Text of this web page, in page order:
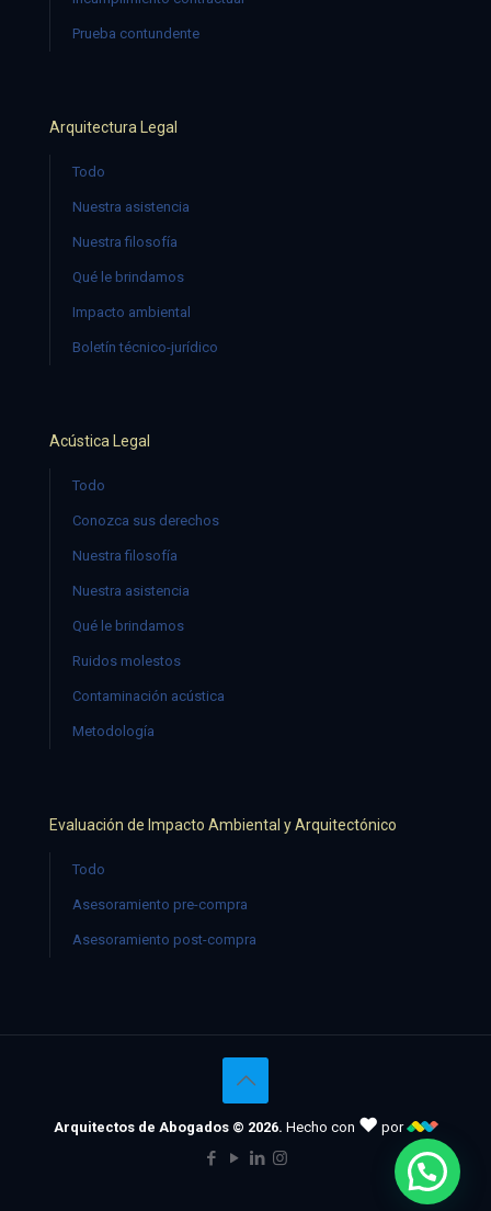
Prueba contundente
Arquitectura Legal
Todo
Nuestra asistencia
Nuestra filosofía
Qué le brindamos
Impacto ambiental
Boletín técnico-jurídico
Acústica Legal
Todo
Conozca sus derechos
Nuestra filosofía
Nuestra asistencia
Qué le brindamos
Ruidos molestos
Contaminación acústica
Metodología
Evaluación de Impacto Ambiental y Arquitectónico
Todo
Asesoramiento pre-compra
Asesoramiento post-compra
Arquitectos de Abogados © 2026. Hecho con ♥ por